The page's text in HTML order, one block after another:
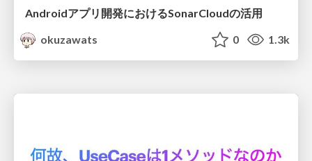
Androidアプリ開発におけるSonarCloudの活用
okuzawats
0 1.3k